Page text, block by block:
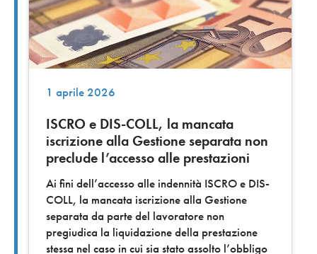
1 aprile 2026
ISCRO e DIS-COLL, la mancata
iscrizione alla Gestione separata non
preclude l’accesso alle prestazioni
Ai fini dell’accesso alle indennità ISCRO e DIS-
COLL, la mancata iscrizione alla Gestione
separata da parte del lavoratore non
pregiudica la liquidazione della prestazione
stessa nel caso in cui sia stato assolto l’obbligo